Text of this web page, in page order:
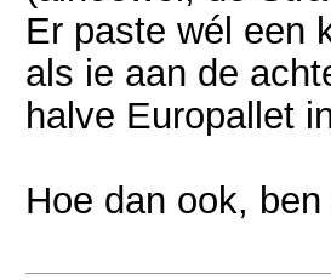
Er paste wél een
als ie aan de
halve Europallet
Hoe dan ook,